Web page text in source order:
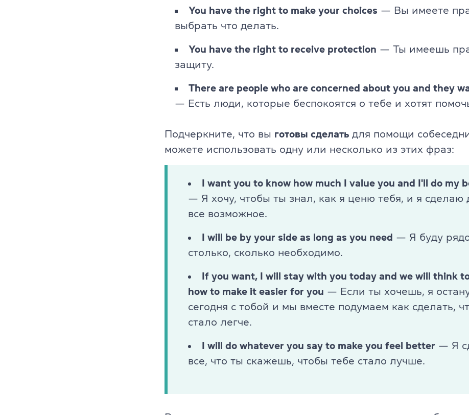
You have the right to make your choices — Вы имеете
выбрать что делать.
You have the right to receive protection — Ты имеешь
защиту.
There are people who are concerned about you and they
— Есть люди, которые беспокоятся о тебе и хотят
Подчеркните, что вы готовы сделать для помощи
можете использовать одну или несколько из этих фраз:
I want you to know how much I value you and I'll do my
— Я хочу, чтобы ты знал, как я ценю тебя, и я сделаю
все возможное.
I will be by your side as long as you need — Я буду
столько, сколько необходимо.
If you want, I will stay with you today and we will think
how to make it easier for you — Если ты хочешь, я
сегодня с тобой и мы вместе подумаем как сделать,
стало легче.
I will do whatever you say to make you feel better — Я
все, что ты скажешь, чтобы тебе стало лучше.